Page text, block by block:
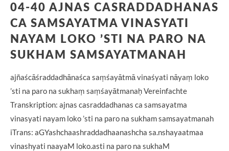
04-40 AJNAS CASRADDADHANAS
CA SAMSAYATMA VINASYATI
NAYAM LOKO ’STI NA PARO NA
SUKHAM SAMSAYATMANAH
ajñaścāśraddadhānaśca saṃśayātmā vinaśyati nāyaṃ loko
’sti na paro na sukhaṃ saṃśayātmanaḥ Vereinfachte
Transkription: ajnas casraddadhanas ca samsayatma
vinasyati nayam loko ’sti na paro na sukham samsayatmanah
iTrans: aGYashchaashraddadhaanashcha sa.nshayaatmaa
vinashyati naayaM loko.asti na paro na sukhaM